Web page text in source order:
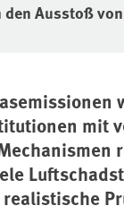
Ausstoß
mit